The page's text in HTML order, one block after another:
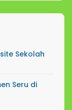
Sekolah
Seru di